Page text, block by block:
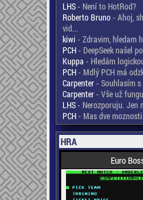
LHS- Není to HotRod?
Roberto Bruno- Ahoj,
vid...
kiwi - Zdravim, hledam
PCH- DeepSeek našel
Kuppa - Hledám
PCH- Mdlý PCH má
Carpenter- Souhlasím s
Carpenter- Vše už
LHS- Nerozporuju. Jen
PCH- Mas dve
HRA
Euro